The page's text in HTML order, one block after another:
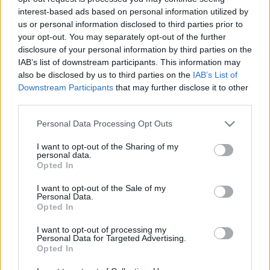
interest-based ads based on personal information utilized by
us or personal information disclosed to third parties prior to
your opt-out. You may separately opt-out of the further
disclosure of your personal information by third parties on the
IAB’s list of downstream participants. This information may
also be disclosed by us to third parties on the IAB’s List of
Downstream Participants that may further disclose it to other
Please note that this website/app uses one or more Google
not limited to your visit or usage behaviour. You may click to
grant or deny consent to Google and its third-party tags to
use your data for below specified purposes in below Google
consent section.
Personal Data Processing Opt Outs
I want to opt-out of the Sharing of my
personal data.
Opted In
I want to opt-out of the Sale of my
Personal Data.
Opted In
I want to opt-out of processing my
Personal Data for Targeted Advertising.
Opted In
στη μηχανή αναζήτησης ανώνυμες πληροφορίες για την πλοήγησή
σας στο website μας. Οι πληροφορίες αυτές μας επιτρέπουν να
κατανοήσουμε καλύτερα τους επισκέπτες μας και να βελτιώσουμε
το website μας. Οι πληροφορίες είναι ανώνυμες και αφορούν τον
αριθμό των επισκεπτών στο website, τη διάρκεια της επίσκεψής
τους, πόσες σελίδες επισκέφτηκαν κλπ.
Περισσότερες πληροφορίες για τα cookies: developers.google 3.
Πώς μπορώ να ελέγξω τα cookies;
Αν θέλετε να αφαιρέσετε εντελώς ή να απενεργοποιήσετε τα
πλοήγησης που χρησιμοποιείτε (Google Chrome, Mozilla etc). Η
ακριβής διαδικασία ορίζεται από το εκάστοτε πρόγραμμα,
επομένως ανατρέξτε στις ρυθμίσεις του για περισσότερες
aboutcookies.orgThis website uses only Google Analytics
Cookies, which provide the search engine with anonymous
information regarding your experience on our website.
COOKIES POLICY
What are cookies? ‍